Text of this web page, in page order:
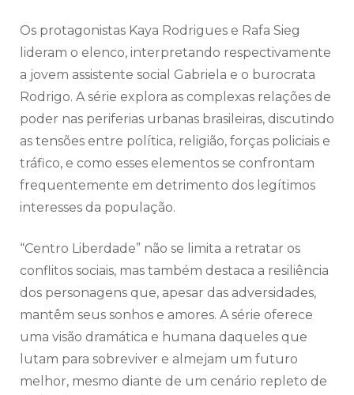
Os protagonistas Kaya Rodrigues e Rafa Sieg
lideram o elenco, interpretando respectivamente
a jovem assistente social Gabriela e o burocrata
Rodrigo. A série explora as complexas relações de
poder nas periferias urbanas brasileiras, discutindo
as tensões entre política, religião, forças policiais e
tráfico, e como esses elementos se confrontam
frequentemente em detrimento dos legítimos
interesses da população.
“Centro Liberdade” não se limita a retratar os
conflitos sociais, mas também destaca a resiliência
dos personagens que, apesar das adversidades,
mantêm seus sonhos e amores. A série oferece
uma visão dramática e humana daqueles que
lutam para sobreviver e almejam um futuro
melhor, mesmo diante de um cenário repleto de